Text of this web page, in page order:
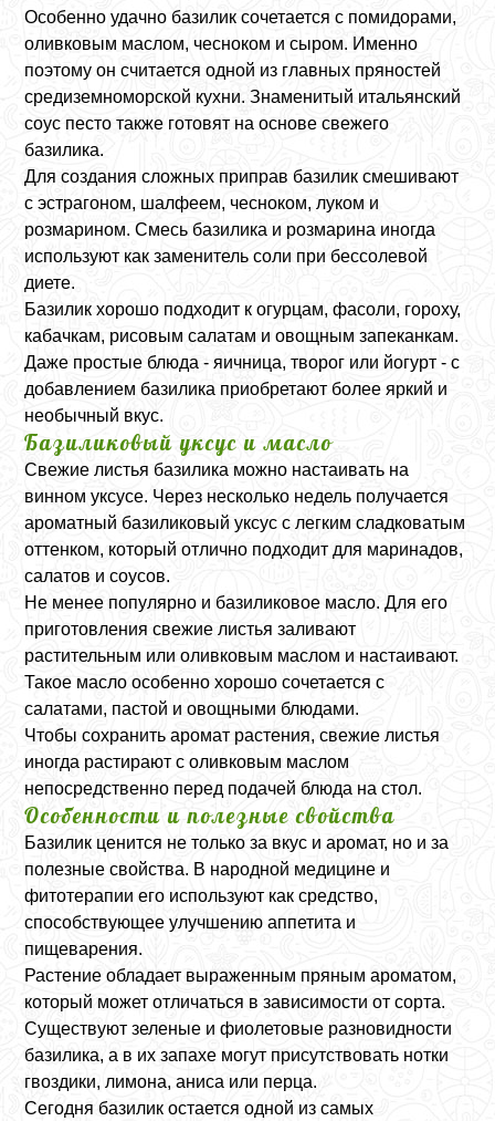
Особенно удачно базилик сочетается с помидорами,
оливковым маслом, чесноком и сыром. Именно
поэтому он считается одной из главных пряностей
средиземноморской кухни. Знаменитый итальянский
соус песто также готовят на основе свежего
базилика.
Для создания сложных приправ базилик смешивают
с эстрагоном, шалфеем, чесноком, луком и
розмарином. Смесь базилика и розмарина иногда
используют как заменитель соли при бессолевой
диете.
Базилик хорошо подходит к огурцам, фасоли, гороху,
кабачкам, рисовым салатам и овощным запеканкам.
Даже простые блюда - яичница, творог или йогурт - с
добавлением базилика приобретают более яркий и
необычный вкус.
Базиликовый уксус и масло
Свежие листья базилика можно настаивать на
винном уксусе. Через несколько недель получается
ароматный базиликовый уксус с легким сладковатым
оттенком, который отлично подходит для маринадов,
салатов и соусов.
Не менее популярно и базиликовое масло. Для его
приготовления свежие листья заливают
растительным или оливковым маслом и настаивают.
Такое масло особенно хорошо сочетается с
салатами, пастой и овощными блюдами.
Чтобы сохранить аромат растения, свежие листья
иногда растирают с оливковым маслом
непосредственно перед подачей блюда на стол.
Особенности и полезные свойства
Базилик ценится не только за вкус и аромат, но и за
полезные свойства. В народной медицине и
фитотерапии его используют как средство,
способствующее улучшению аппетита и
пищеварения.
Растение обладает выраженным пряным ароматом,
который может отличаться в зависимости от сорта.
Существуют зеленые и фиолетовые разновидности
базилика, а в их запахе могут присутствовать нотки
гвоздики, лимона, аниса или перца.
Сегодня базилик остается одной из самых